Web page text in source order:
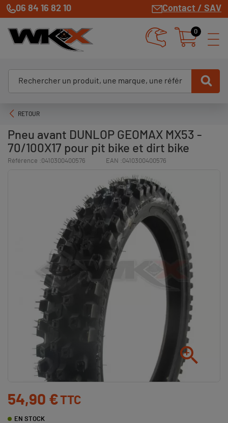
06 84 16 82 10 Contact / SAV
0
RETOUR
Pneu avant DUNLOP GEOMAX MX53 -
70/100X17 pour pit bike et dirt bike
Référence :0410300400576 EAN :0410300400576

54,90 €TTC
EN STOCK